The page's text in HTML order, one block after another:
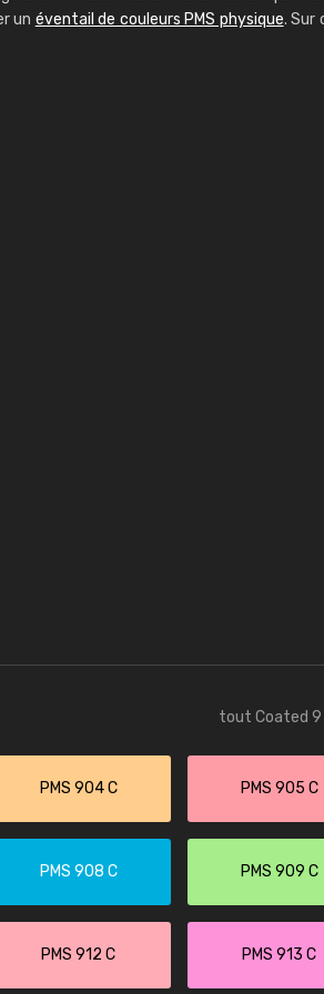
un éventail de couleurs PMS physique. Sur
tout Coated 9
PMS 904 C PMS 905 C
PMS 908 C PMS 909 C
PMS 912 C PMS 913 C